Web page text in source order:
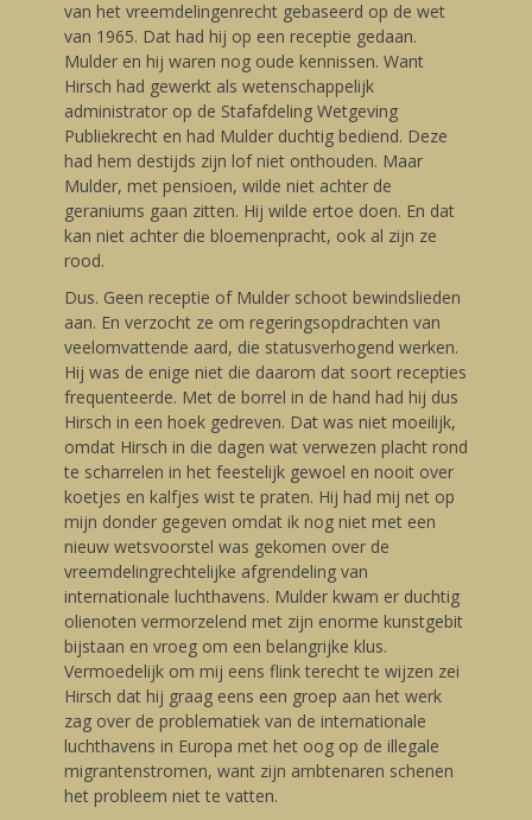
van het vreemdelingenrecht gebaseerd op de wet
van 1965. Dat had hij op een receptie gedaan.
Mulder en hij waren nog oude kennissen. Want
Hirsch had gewerkt als wetenschappelijk
administrator op de Stafafdeling Wetgeving
Publiekrecht en had Mulder duchtig bediend. Deze
had hem destijds zijn lof niet onthouden. Maar
Mulder, met pensioen, wilde niet achter de
geraniums gaan zitten. Hij wilde ertoe doen. En dat
kan niet achter die bloemenpracht, ook al zijn ze
rood.
Dus. Geen receptie of Mulder schoot bewindslieden
aan. En verzocht ze om regeringsopdrachten van
veelomvattende aard, die statusverhogend werken.
Hij was de enige niet die daarom dat soort recepties
frequenteerde. Met de borrel in de hand had hij dus
Hirsch in een hoek gedreven. Dat was niet moeilijk,
omdat Hirsch in die dagen wat verwezen placht rond
te scharrelen in het feestelijk gewoel en nooit over
koetjes en kalfjes wist te praten. Hij had mij net op
mijn donder gegeven omdat ik nog niet met een
nieuw wetsvoorstel was gekomen over de
vreemdelingrechtelijke afgrendeling van
internationale luchthavens. Mulder kwam er duchtig
olienoten vermorzelend met zijn enorme kunstgebit
bijstaan en vroeg om een belangrijke klus.
Vermoedelijk om mij eens flink terecht te wijzen zei
Hirsch dat hij graag eens een groep aan het werk
zag over de problematiek van de internationale
luchthavens in Europa met het oog op de illegale
migrantenstromen, want zijn ambtenaren schenen
het probleem niet te vatten.